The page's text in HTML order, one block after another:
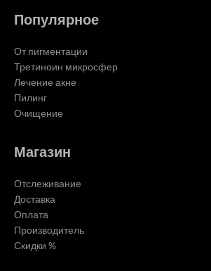
Популярное
От пигментации
Третиноин микросфер
Лечение акне
Пилинг
Очищение
Магазин
Отслеживание
Доставка
Оплата
Производитель
Скидки %